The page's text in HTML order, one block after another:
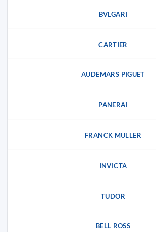
BVLGARI
CARTIER
AUDEMARS PIGUET
PANERAI
FRANCK MULLER
INVICTA
TUDOR
BELL ROSS